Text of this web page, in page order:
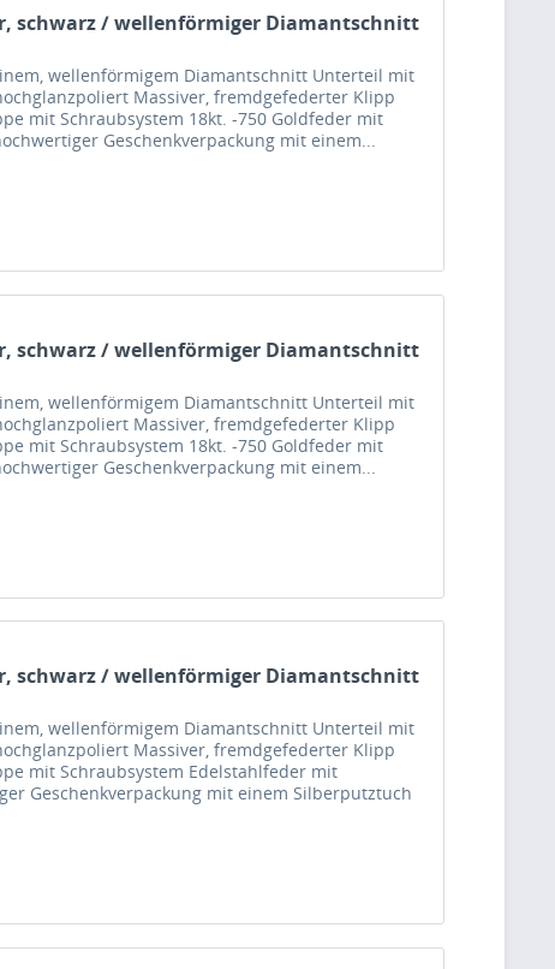
schwarz / wellenförmiger Diamantschnitt
wellenförmigem Diamantschnitt Unterteil mit
Massiver, fremdgefederter Klipp
mit Schraubsystem 18kt. -750 Goldfeder mit
Geschenkverpackung mit einem...
schwarz / wellenförmiger Diamantschnitt
wellenförmigem Diamantschnitt Unterteil mit
Massiver, fremdgefederter Klipp
mit Schraubsystem 18kt. -750 Goldfeder mit
Geschenkverpackung mit einem...
schwarz / wellenförmiger Diamantschnitt
wellenförmigem Diamantschnitt Unterteil mit
Massiver, fremdgefederter Klipp
mit Schraubsystem Edelstahlfeder mit
Geschenkverpackung mit einem Silberputztuch